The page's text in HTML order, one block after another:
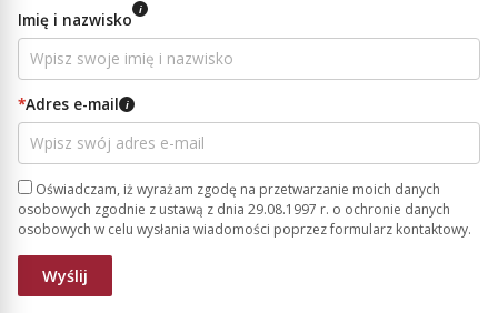
Imię i nazwisko i
*Adres e-mail i
Oświadczam, iż wyrażam zgodę na przetwarzanie moich danych
osobowych zgodnie z ustawą z dnia 29.08.1997 r. o ochronie danych
osobowych w celu wysłania wiadomości poprzez formularz kontaktowy.